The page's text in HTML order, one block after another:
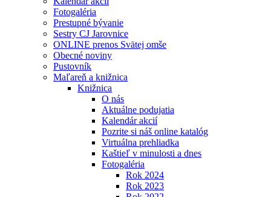
Fotogaléria
Prestupné bývanie
Sestry CJ Jarovnice
ONLINE prenos Svätej omše
Obecné noviny
Pustovník
Maľareň a knižnica
Knižnica
O nás
Aktuálne podujatia
Kalendár akcií
Pozrite si náš online katalóg
Virtuálna prehliadka
Kaštieľ v minulosti a dnes
Fotogaléria
Rok 2024
Rok 2023